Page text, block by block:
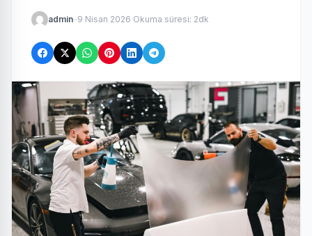
admin–9 Nisan 2026·Okuma süresi: 2dk